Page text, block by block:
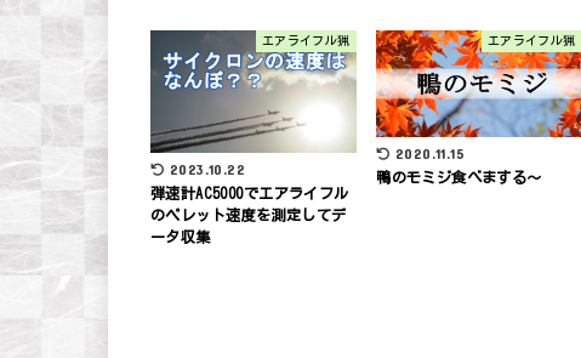
エアライフル猟
2023.10.22
弾速計AC5000でエアライフル
のペレット速度を測定してデ
ータ収集
エアライフル猟
2020.11.15
鴨のモミジ食べまする～